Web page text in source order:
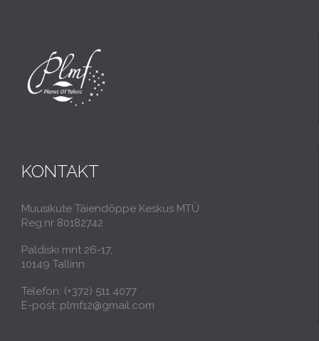
KONTAKT
Muusikute Täiendõppe Keskus MTÜ
Reg.nr 80182742
Paldiski mnt 26-17,
10149 Tallinn
Telefon: (+372) 511 4077
E-post: plmf12@gmail.com